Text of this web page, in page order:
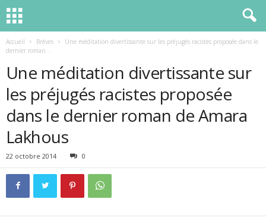
Accueil Brèves
Une méditation divertissante sur les préjugés racistes proposée dans le
dernier roman...
Une méditation divertissante sur
les préjugés racistes proposée
dans le dernier roman de Amara
Lakhous
22 octobre 2014 0